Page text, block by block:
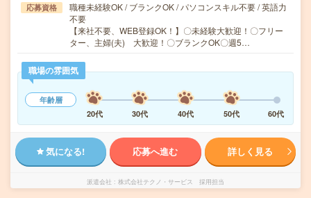
応募資格
職種未経験OK / ブランクOK / パソコンスキル不要 / 英語力
不要
【来社不要、WEB登録OK！】〇未経験大歓迎！〇フリー
ター、主婦(夫) 大歓迎！〇ブランクOK〇週5…
職場の雰囲気
年齢層
20代
30代 40代 50代 60代
気になる! 応募へ進む 詳しく見る
派遣会社 株式会社テクノ・サービス 採用担当